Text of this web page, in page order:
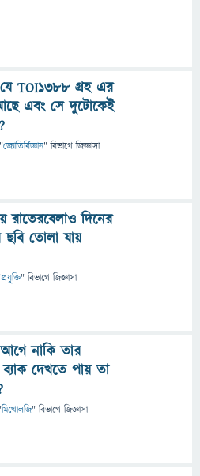
TOI1388 গ্রহ এর
এবং সে দুটোকেই
"জ্যোতির্বিজ্ঞান" বিভাগে জিজ্ঞাসা
রাতেরবেলাও দিনের
ছবি তোলা যায়
প্রযুক্তি" বিভাগে জিজ্ঞাসা
নাকি তার
ব্যাক দেখতে পায় তা
মিথোলজি" বিভাগে জিজ্ঞাসা